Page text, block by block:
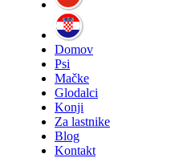
Domov
Psi
Mačke
Glodalci
Konji
Za lastnike
Blog
Kontakt